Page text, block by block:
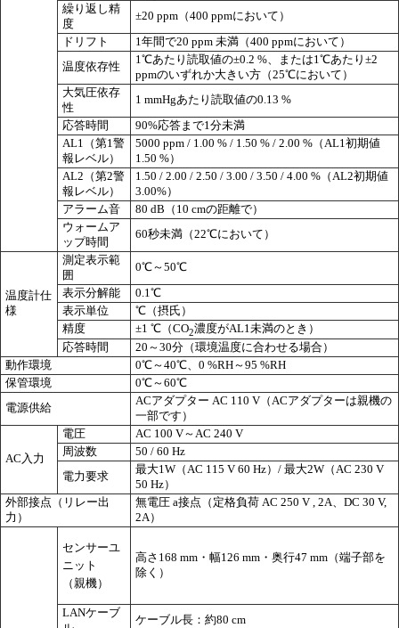
繰り返し精
度
±20 ppm（400 ppmにおいて）
ドリフト
1年間で20 ppm 未満（400 ppmにおいて）
温度依存性
1℃あたり読取値の±0.2 %、または1℃あたり±2
ppmのいずれか大きい方（25℃において）
大気圧依存
性
1 mmHgあたり読取値の0.13 %
応答時間
90%応答まで1分未満
AL1（第1警
報レベル）
5000 ppm / 1.00 % / 1.50 % / 2.00 %（AL1初期値
1.50 %）
AL2（第2警
報レベル）
1.50 / 2.00 / 2.50 / 3.00 / 3.50 / 4.00 %（AL2初期値
3.00%）
アラーム音
80 dB（10 cmの距離で）
ウォームア
ップ時間
60秒未満（22℃において）
温度計仕
様
測定表示範
囲
0℃～50℃
表示分解能
0.1℃
表示単位
℃（摂氏）
精度
±1 ℃（CO2濃度がAL1未満のとき）
応答時間
20～30分（環境温度に合わせる場合）
動作環境
0℃～40℃、0 %RH～95 %RH
保管環境
0℃～60℃
電源供給
ACアダプター AC 110 V（ACアダプターは親機の
一部です）
AC入力
電圧
AC 100 V～AC 240 V
周波数
50 / 60 Hz
電力要求
最大1W（AC 115 V 60 Hz）/ 最大2W（AC 230 V
50 Hz）
外部接点（リレー出
力）
無電圧 a接点（定格負荷 AC 250 V , 2A、DC 30 V,
2A）
センサーユ
ニット
（親機）
高さ168 mm・幅126 mm・奥行47 mm（端子部を
除く）
LANケーブ
ケーブル長：約80 cm